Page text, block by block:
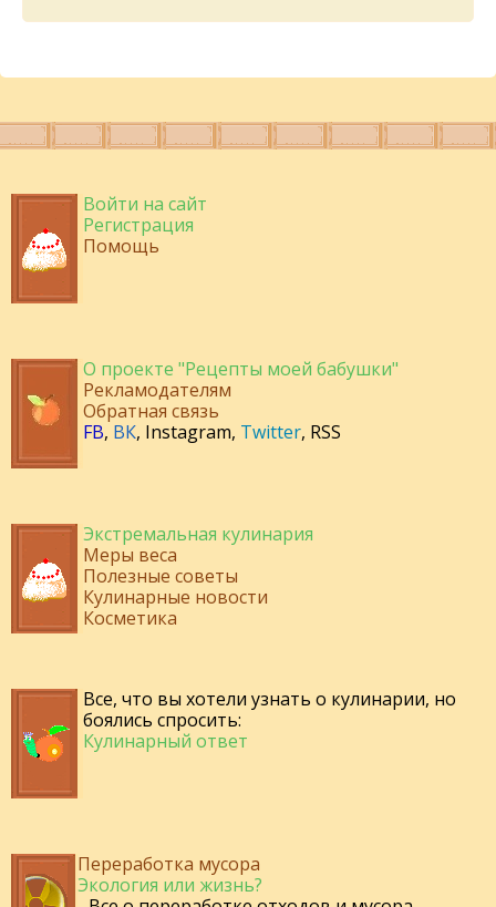
Войти на сайт
Регистрация
Помощь
О проекте "Рецепты моей бабушки"
Рекламодателям
Обратная связь
FB, ВК, Instagram, Twitter, RSS
Экстремальная кулинария
Меры веса
Полезные советы
Кулинарные новости
Косметика
Все, что вы хотели узнать о кулинарии, но
боялись спросить:
Кулинарный ответ
Переработка мусора
Экология или жизнь?